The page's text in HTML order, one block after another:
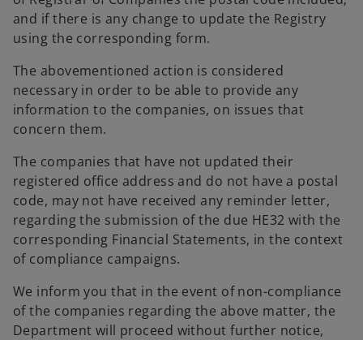
b
and if there is any change to update the Registry
using the corresponding form.
The abovementioned action is considered
necessary in order to be able to provide any
information to the companies, on issues that
concern them.
The companies that have not updated their
registered office address and do not have a postal
code, may not have received any reminder letter,
regarding the submission of the due HE32 with the
corresponding Financial Statements, in the context
of compliance campaigns.
We inform you that in the event of non-compliance
of the companies regarding the above matter, the
Department will proceed without further notice,